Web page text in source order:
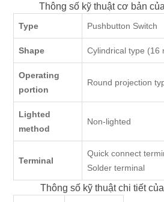
Thông số kỹ thuật cơ bản
Type Pushbutton Switch
Shape Cylindrical type (16
Operating
portion
Round projection
Lighted
method
Non-lighted
Terminal
Quick connect
Solder terminal
Thông số kỹ thuật chi tiết